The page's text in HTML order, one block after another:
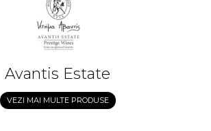
Avantis Estate
VEZI MAI MULTE PRODUSE